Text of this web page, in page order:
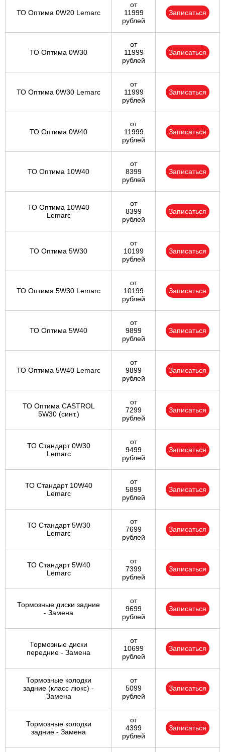
ТО Оптима 0W20 Lemarc
от
11999
рублей
Записаться
ТО Оптима 0W30
от
11999
рублей
Записаться
ТО Оптима 0W30 Lemarc
от
11999
рублей
Записаться
ТО Оптима 0W40
от
11999
рублей
Записаться
ТО Оптима 10W40
от
8399
рублей
Записаться
ТО Оптима 10W40
Lemarc
от
8399
рублей
Записаться
ТО Оптима 5W30
от
10199
рублей
Записаться
ТО Оптима 5W30 Lemarc
от
10199
рублей
Записаться
ТО Оптима 5W40
от
9899
рублей
Записаться
ТО Оптима 5W40 Lemarc
от
9899
рублей
Записаться
ТО Оптима CASTROL
5W30 (синт.)
от
7299
рублей
Записаться
ТО Стандарт 0W30
Lemarc
от
9499
рублей
Записаться
ТО Стандарт 10W40
Lemarc
от
5899
рублей
Записаться
ТО Стандарт 5W30
Lemarc
от
7699
рублей
Записаться
ТО Стандарт 5W40
Lemarc
от
7399
рублей
Записаться
Тормозные диски задние
- Замена
от
9699
рублей
Записаться
Тормозные диски
передние - Замена
от
10699
рублей
Записаться
Тормозные колодки
задние (класс люкс) -
Замена
от
5099
рублей
Записаться
Тормозные колодки
задние - Замена
от
4399
рублей
Записаться